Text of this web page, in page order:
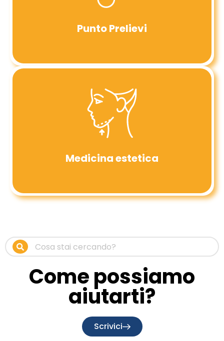
Punto Prelievi
Medicina estetica
Come possiamo
aiutarti?
Scrivici